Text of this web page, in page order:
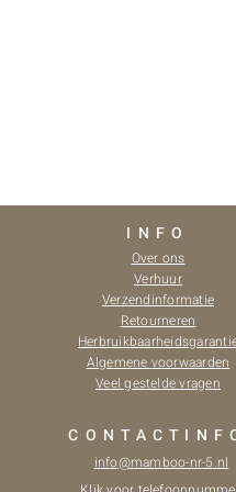
INFO
Over ons
Verhuur
Verzendinformatie
Retourneren
Algemene voorwaarden
Veel gestelde vragen
info@mamboo-nr-5.nl